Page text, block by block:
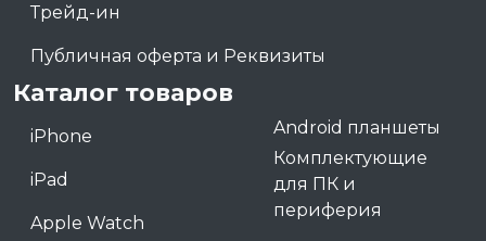
Трейд-ин
Публичная оферта и Реквизиты
Каталог товаров
iPhone
iPad
Apple Watch
Android планшеты
Комплектующие
для ПК и
периферия